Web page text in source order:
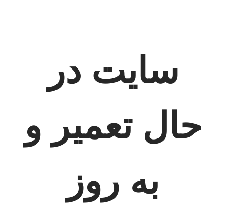
سایت در
حال تعمیر و
به روز